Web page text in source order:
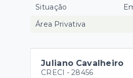
Situação
Área Privativa
Juliano Cavalheiro
CRECI - 28456